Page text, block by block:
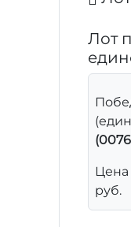
Лот
Цена
руб.